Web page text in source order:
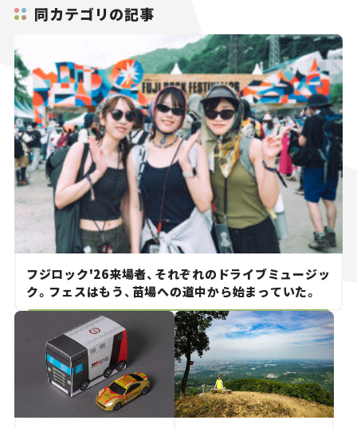
同カテゴリの記事
フジロック'26来場者、それぞれのドライブミュージッ
ク。フェスはもう、苗場への道中から始まっていた。